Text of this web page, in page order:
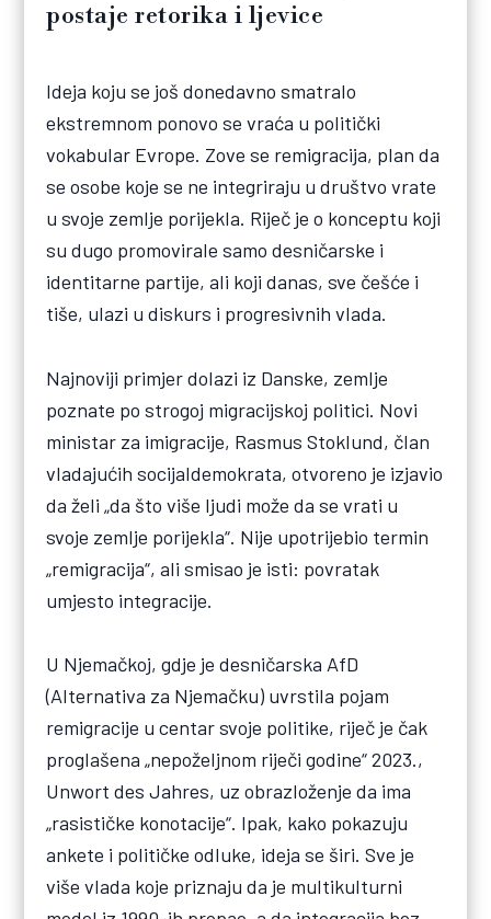
postaje retorika i ljevice
Ideja koju se još donedavno smatralo
ekstremnom ponovo se vraća u politički
vokabular Evrope. Zove se remigracija, plan da
se osobe koje se ne integriraju u društvo vrate
u svoje zemlje porijekla. Riječ je o konceptu koji
su dugo promovirale samo desničarske i
identitarne partije, ali koji danas, sve češće i
tiše, ulazi u diskurs i progresivnih vlada.
Najnoviji primjer dolazi iz Danske, zemlje
poznate po strogoj migracijskoj politici. Novi
ministar za imigracije, Rasmus Stoklund, član
vladajućih socijaldemokrata, otvoreno je izjavio
da želi „da što više ljudi može da se vrati u
svoje zemlje porijekla“. Nije upotrijebio termin
„remigracija“, ali smisao je isti: povratak
umjesto integracije.
U Njemačkoj, gdje je desničarska AfD
(Alternativa za Njemačku) uvrstila pojam
remigracije u centar svoje politike, riječ je čak
proglašena „nepoželjnom riječi godine“ 2023.,
Unwort des Jahres, uz obrazloženje da ima
„rasističke konotacije“. Ipak, kako pokazuju
ankete i političke odluke, ideja se širi. Sve je
više vlada koje priznaju da je multikulturni